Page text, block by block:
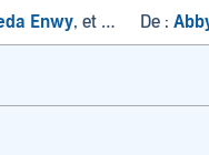
Enwy, et autres
De :